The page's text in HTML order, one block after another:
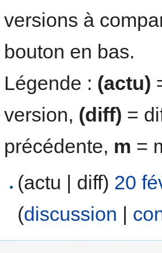
versions à
bouton en bas.
Légende : (actu)
version, (diff) =
précédente, m =
(actu | diff) 20
(discussion |